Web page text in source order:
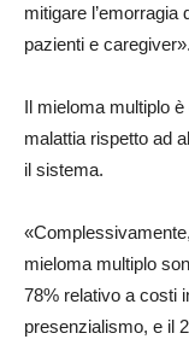
mitigare
pazienti e caregiver».
Il mieloma multiplo
malattia rispetto ad
il sistema.
mieloma multiplo
78% relativo a costi
presenzialismo, e il